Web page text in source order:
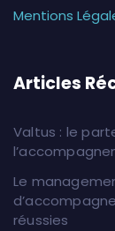
Mentions
Articles
Valtus : le
Le
réussies